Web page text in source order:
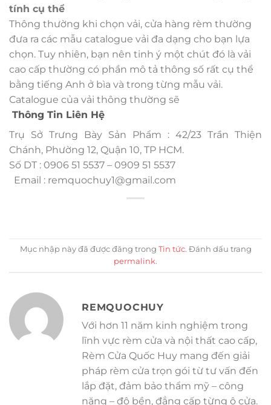
tính cụ thể
Thông thường khi chọn vải, cửa hàng rèm thường
đưa ra các mẫu catalogue vải đa dạng cho bạn lựa
chọn. Tuy nhiên, bạn nên tinh ý một chút đó là vải
cao cấp thường có phần mô tả thông số rất cụ thể
bằng tiếng Anh ở bìa và trong từng mẫu vải.
Catalogue của vải thông thường sẽ
Thông Tin Liên Hệ
Trụ Sở Trưng Bày Sản Phẩm : 42/23 Trần Thiện
Chánh, Phường 12, Quận 10, TP HCM.
Số DT : 0906 51 5537 – 0909 51 5537
Email : remquochuy1@gmail.com
Mục nhập này đã được đăng trong Tin tức. Đánh dấu trang
permalink.
REMQUOCHUY
Với hơn 11 năm kinh nghiệm trong
lĩnh vực rèm cửa và nội thất cao cấp,
Rèm Cửa Quốc Huy mang đến giải
pháp rèm cửa trọn gói từ tư vấn đến
lắp đặt, đảm bảo thẩm mỹ – công
năng – độ bền, đẳng cấp từng ô cửa.